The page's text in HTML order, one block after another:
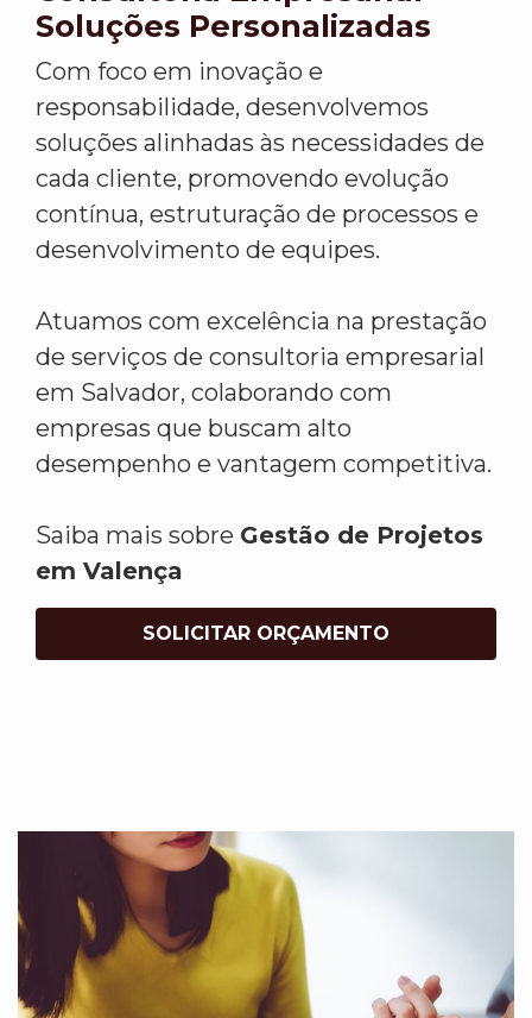
Soluções Personalizadas
Com foco em inovação e
responsabilidade, desenvolvemos
soluções alinhadas às necessidades de
cada cliente, promovendo evolução
contínua, estruturação de processos e
desenvolvimento de equipes.
Atuamos com excelência na prestação
de serviços de consultoria empresarial
em Salvador, colaborando com
empresas que buscam alto
desempenho e vantagem competitiva.
Saiba mais sobre Gestão de Projetos
em Valença
SOLICITAR ORÇAMENTO